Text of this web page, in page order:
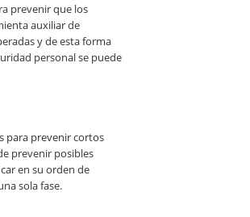
prevenir que los
auxiliar de
y de esta forma
personal se puede
para prevenir cortos
prevenir posibles
en su orden de
sola fase.